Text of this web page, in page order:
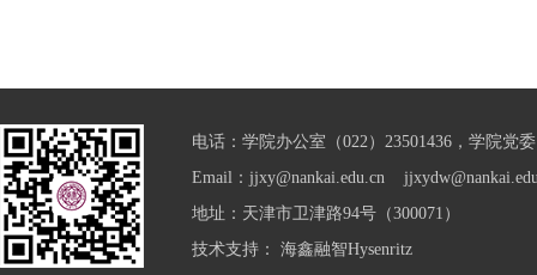
电话：学院办公室（022）23501436，学院党
Email：jjxy@nankai.edu.cn
地址：天津市卫津路94号（300071）
技术支持： 海鑫融智Hysenritz